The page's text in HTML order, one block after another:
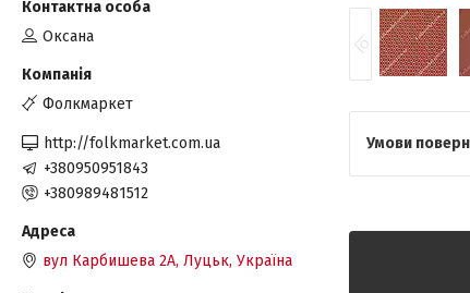
Оксана
Фолкмаркет
http://folkmarket.com.ua
+380950951843
+380989481512
вул Карбишева 2А, Луцьк, Україна